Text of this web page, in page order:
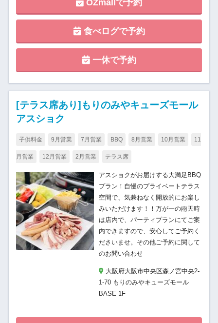
OZmallで予約
食べログで予約
一休で予約
[テラス席あり]もりのみやキューズモール
アスショク
子供料金 9月営業 7月営業 BBQ 8月営業 10月営業 11
月営業 12月営業 2月営業 テラス席
アスショクがお届けする大満足BBQ
プラン！自慢のプライベートテラス
空間で、気兼ねなく開放的にお楽し
みいただけます！！万が一の雨天時
は店内で、パーティプランにてご案
内できますので、安心してご予約く
ださいませ。その他ご予約に関して
のお問い合わせ
大阪府大阪市中央区森ノ宮中央2-
1-70 もりのみやキューズモール
BASE 1F